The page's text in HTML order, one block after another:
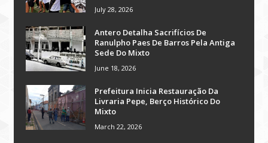
July 28, 2026
Antero Detalha Sacrifícios De
Ranulpho Paes De Barros Pela Antiga
Sede Do Mixto
June 18, 2026
Prefeitura Inicia Restauração Da
Livraria Pepe, Berço Histórico Do
Mixto
March 22, 2026